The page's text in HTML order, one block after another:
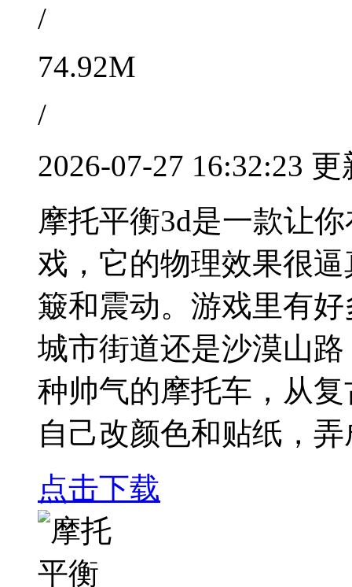
/
74.92M
/
2026-07-27 16:32:23 更
摩托平衡3d是一款让
戏，它的物理效果很
簸和震动。游戏里有
城市街道还是沙漠山
种帅气的摩托车，从
自己改颜色和贴纸，
点击下载